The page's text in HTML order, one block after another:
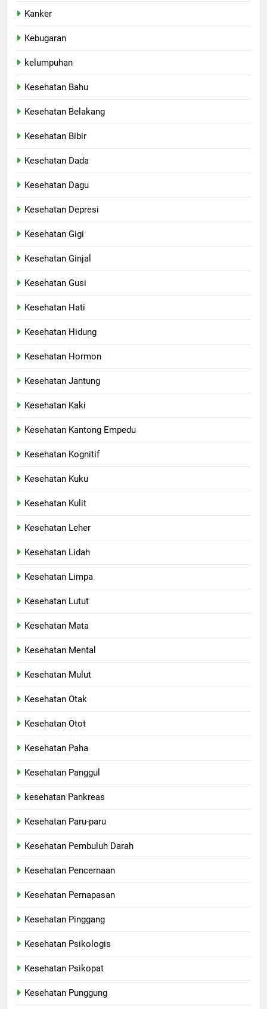
Kanker
Kebugaran
kelumpuhan
Kesehatan Bahu
Kesehatan Belakang
Kesehatan Bibir
Kesehatan Dada
Kesehatan Dagu
Kesehatan Depresi
Kesehatan Gigi
Kesehatan Ginjal
Kesehatan Gusi
Kesehatan Hati
Kesehatan Hidung
Kesehatan Hormon
Kesehatan Jantung
Kesehatan Kaki
Kesehatan Kantong Empedu
Kesehatan Kognitif
Kesehatan Kuku
Kesehatan Kulit
Kesehatan Leher
Kesehatan Lidah
Kesehatan Limpa
Kesehatan Lutut
Kesehatan Mata
Kesehatan Mental
Kesehatan Mulut
Kesehatan Otak
Kesehatan Otot
Kesehatan Paha
Kesehatan Panggul
kesehatan Pankreas
Kesehatan Paru-paru
Kesehatan Pembuluh Darah
Kesehatan Pencernaan
Kesehatan Pernapasan
Kesehatan Pinggang
Kesehatan Psikologis
Kesehatan Psikopat
Kesehatan Punggung